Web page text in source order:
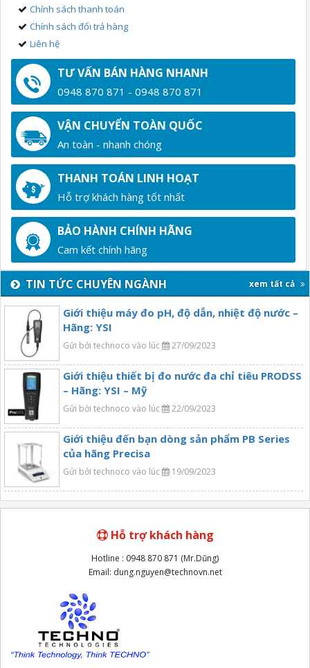
Chính sách thanh toán
Chính sách đổi trả hàng
Liên hệ
TƯ VẤN BÁN HÀNG NHANH
0948 870 871 - 0948 870 871
VẬN CHUYỂN TOÀN QUỐC
An toàn - nhanh chóng
THANH TOÁN LINH HOẠT
Hỗ trợ khách hàng tốt nhất
BẢO HÀNH CHÍNH HÃNG
Cam kết chính hãng
TIN TỨC CHUYÊN NGÀNH xem tất cả
Giới thiệu máy đo pH, độ dẫn, nhiệt độ nước –
Hãng: YSI
Gửi bởi technoco vào lúc 27/09/2023
Giới thiệu thiết bị đo nước đa chỉ tiêu PRODSS
– Hãng: YSI – Mỹ
Gửi bởi technoco vào lúc 22/09/2023
Giới thiệu đến bạn dòng sản phẩm PB Series
của hãng Precisa
Gửi bởi technoco vào lúc 19/09/2023
Hỗ trợ khách hàng
Hotline : 0948 870 871 (Mr.Dũng)
Email: dung.nguyen@technovn.net